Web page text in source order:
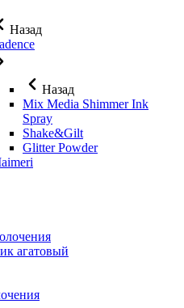
Назад
Назад
Mix Media Shimmer Ink
Spray
Shake&Gilt
Glitter Powder
агатовый